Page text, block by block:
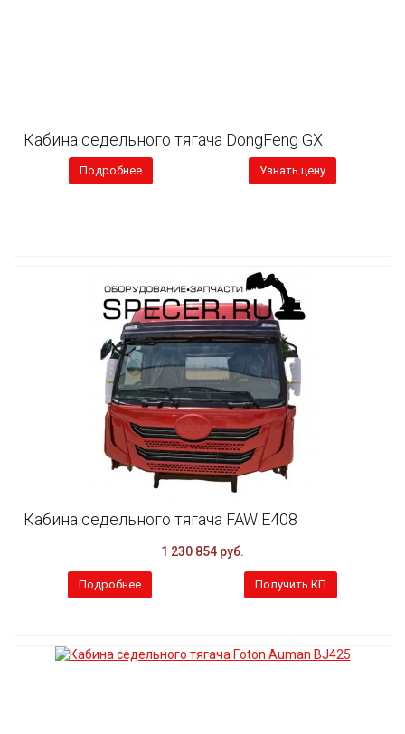
Кабина седельного тягача DongFeng GX
Подробнее Узнать цену
Кабина седельного тягача FAW E408
1 230 854 руб.
Подробнее Получить КП